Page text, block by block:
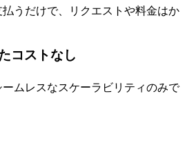
うだけで、リクエストや料金はか
コストなし
ムレスなスケーラビリティのみで